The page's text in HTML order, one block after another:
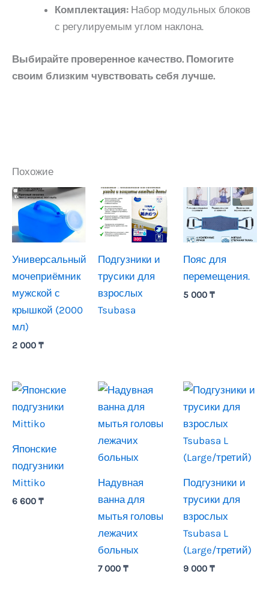
Комплектация: Набор модульных блоков
с регулируемым углом наклона.
Выбирайте проверенное качество. Помогите
своим близким чувствовать себя лучше.
Похожие
Универсальный
мочеприёмник
мужской с
крышкой (2000
мл)
2 000 ₸
Подгузники и
трусики для
взрослых
Tsubasa
Пояс для
перемещения.
5 000₸
Японские
подгузники
Mittiko
6 600 ₸
Надувная
ванна для
мытья головы
лежачих
больных
7 000 ₸
Подгузники и
трусики для
взрослых
Tsubasa L
(Large/третий)
9 000₸